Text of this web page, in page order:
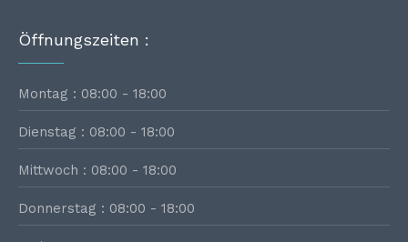
Öffnungszeiten :
Montag : 08:00 - 18:00
Dienstag : 08:00 - 18:00
Mittwoch : 08:00 - 18:00
Donnerstag : 08:00 - 18:00